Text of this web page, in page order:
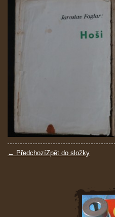
← PředchozíZpět do složky